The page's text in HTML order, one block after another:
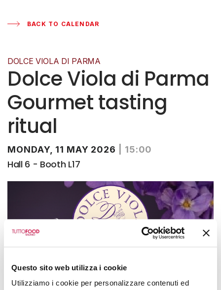
Questo sito web utilizza i cookie
Utilizziamo i cookie per personalizzare contenuti ed
BACK TO CALENDAR
DOLCE VIOLA DI PARMA
Dolce Viola di Parma
Gourmet tasting
ritual
MONDAY, 11 MAY 2026 15:00
Hall 6 - Booth L17